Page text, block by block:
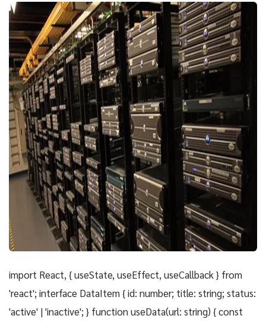
import React, { useState, useEffect, useCallback } from
'react'; interface DataItem { id: number; title: string; status:
'active' | 'inactive'; } function useData(url: string) { const